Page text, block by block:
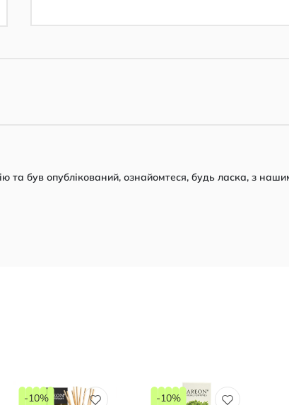
був опублікований, ознайомтеся, будь ласка, з
-10% -10%